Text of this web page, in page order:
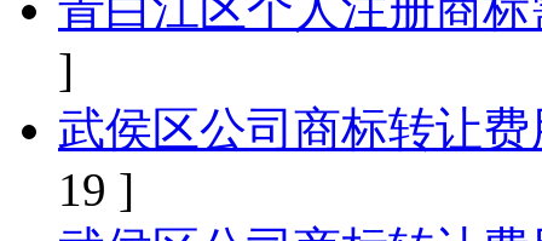
]
武侯区公司商标转让
19 ]